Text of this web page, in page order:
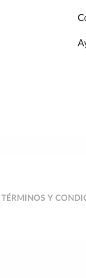
TÉRMINOS Y